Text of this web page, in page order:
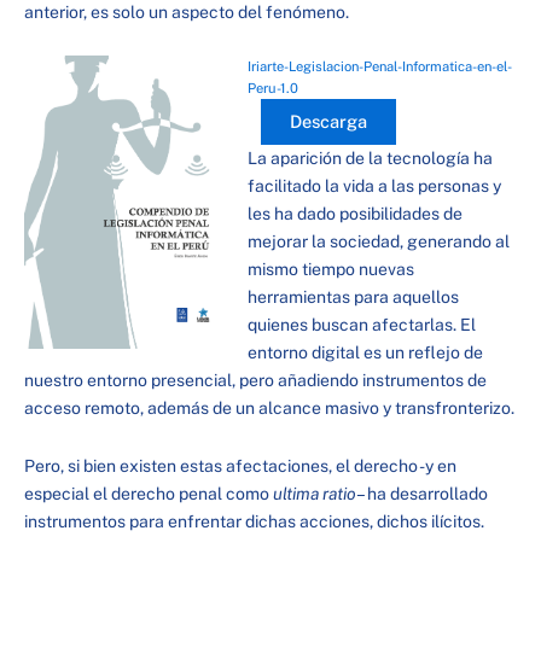
anterior, es solo un aspecto del fenómeno.
Iriarte-Legislacion-Penal-Informatica-en-el-
Peru-1.0
Descarga
La aparición de la tecnología ha
facilitado la vida a las personas y
les ha dado posibilidades de
mejorar la sociedad, generando al
mismo tiempo nuevas
herramientas para aquellos
quienes buscan afectarlas. El
entorno digital es un reflejo de
nuestro entorno presencial, pero añadiendo instrumentos de
acceso remoto, además de un alcance masivo y transfronterizo.
Pero, si bien existen estas afectaciones, el derecho -y en
especial el derecho penal comoultima ratio– ha desarrollado
instrumentos para enfrentar dichas acciones, dichos ilícitos.